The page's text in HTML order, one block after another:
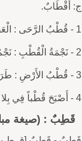
ج: أَقْطَابٌ.
1 - قُطْبُ الرَّحَى : الْعَصَا الْغَلِيظَةُ أَوِ الْحَدِيدَةُ الْمُلَصَّقَةُ بِالطَّبَقِ الأَسْفَلِ مِنَ الرَّحَى يَدُورُ عَلَيْهِ الطَّبَقُ الأَعْلَى.
2 - نَجْمَةُ الْقُطْبِ : نَجْمٌ لاَ يَبْرَحُ مَكَانَهُ بَيْنَ الْفَرْقَدَيْنِ وَالْجَدْيِ تُبْنَى عَلَيْهِ الْقِبْلَةُ وَيَدُورُ عَلَيْهِ الْفَلَكُ.
3 - قُطْبُ الأَرْضِ : طَرَفُ مِحْوَرِ الأَرْضِ وَهُمَا قُطْبَانِ: الْقُطْبُ الشَّمَالِيُّ وَالْقُطْبُ الْجَنُوبِيُّ.
4 - أَصْبَحَ قُطْباً فِي بِلا
قَطِبٌ : (صيغة